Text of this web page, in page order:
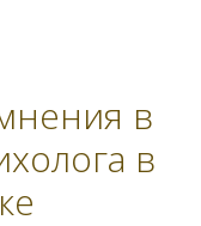
в
в